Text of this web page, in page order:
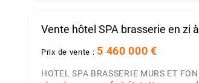
Vente hôtel SPA brasserie en zi
Prix de vente : 5 460 000 €
HOTEL SPA BRASSERIE MURS ET